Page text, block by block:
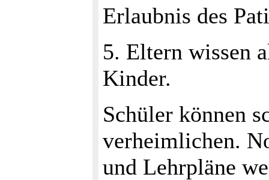
Erlaubnis des
5. Eltern wissen
Kinder.
Schüler können
verheimlichen.
und Lehrpläne